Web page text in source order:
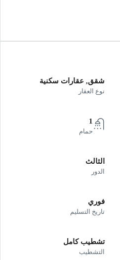
شقق, عقارات سكنية
نوع العقار
1
حمام
الثالث
الدور
فوري
تاريخ التسليم
تشطيب كامل
التشطيب